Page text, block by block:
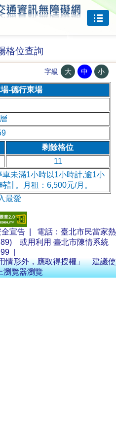
格位查詢
字級 大 中 小
-德行東場
剩餘格位
11
未滿1小時以1小時計,逾1小
計。月租：6,500元/月。
最愛
全宣告 | 電話：臺北市民當家熱
或用利用 臺北市陳情系統
情形外，應取得授權」 建議使
瀏覽器瀏覽